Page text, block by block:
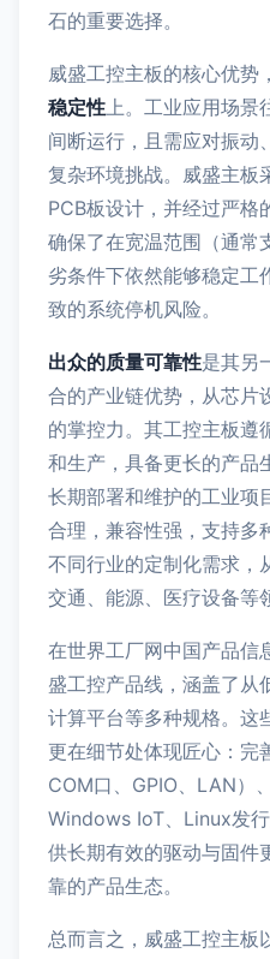
石的重要选择。
威盛工控主板的核心优势
稳定性上。工业应用场景
间断运行，且需应对振动
复杂环境挑战。威盛主板
PCB板设计，并经过严格
确保了在宽温范围（通
劣条件下依然能够稳定工
致的系统停机风险。
出众的质量可靠性是其另
合的产业链优势，从芯片
的掌控力。其工控主板遵
和生产，具备更长的产品
长期部署和维护的工业项
合理，兼容性强，支持多
不同行业的定制化需求，
交通、能源、医疗设备等
在世界工厂网中国产品信
盛工控产品线，涵盖了从
计算平台等多种规格。这
更在细节处体现匠心：完
COM口、GPIO、LAN）
Windows IoT、Linux发
供长期有效的驱动与固件
靠的产品生态。
总而言之，威盛工控主板